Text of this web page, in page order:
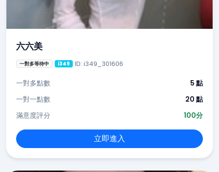
六六美
一對多等待中 i349 ID: i349_301606
一對多點數
5 點
一對一點數
20 點
滿意度評分
100分
立即進入